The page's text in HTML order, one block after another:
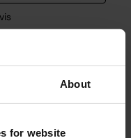
About
for website